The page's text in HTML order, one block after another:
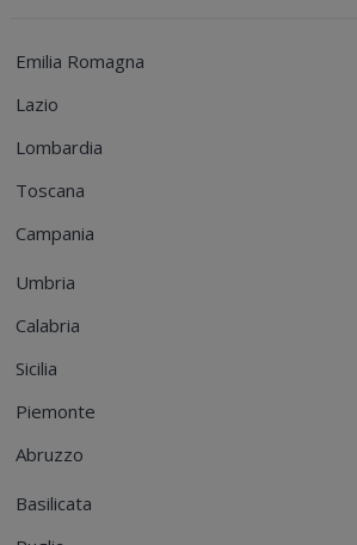
Emilia Romagna
Lazio
Lombardia
Toscana
Campania
Umbria
Calabria
Sicilia
Piemonte
Abruzzo
Basilicata